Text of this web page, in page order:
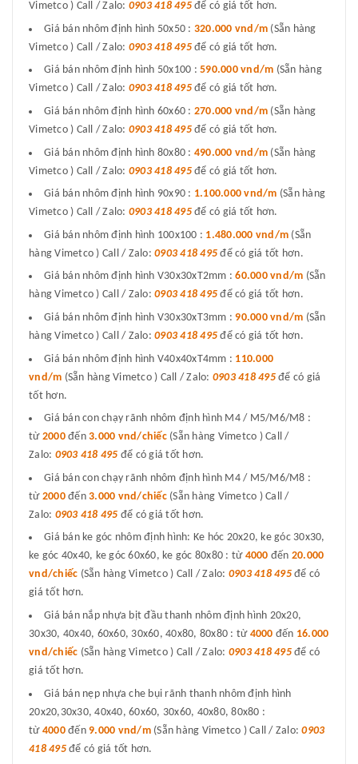
Vimetco ) Call / Zalo: 0903 418 495để có giá tốt hơn.
Giá bán nhôm định hình 50x50 : 320.000 vnd/m (Sẵn hàng
Vimetco ) Call / Zalo: 0903 418 495để có giá tốt hơn.
Giá bán nhôm định hình 50x100 : 590.000 vnd/m (Sẵn hàng
Vimetco ) Call / Zalo: 0903 418 495để có giá tốt hơn.
Giá bán nhôm định hình 60x60 : 270.000 vnd/m (Sẵn hàng
Vimetco ) Call / Zalo: 0903 418 495để có giá tốt hơn.
Giá bán nhôm định hình 80x80 : 490.000 vnd/m (Sẵn hàng
Vimetco ) Call / Zalo: 0903 418 495để có giá tốt hơn.
Giá bán nhôm định hình 90x90 : 1.100.000 vnd/m (Sẵn hàng
Vimetco ) Call / Zalo: 0903 418 495để có giá tốt hơn.
Giá bán nhôm định hình 100x100 : 1.480.000 vnd/m (Sẵn
hàng Vimetco ) Call / Zalo: 0903 418 495 để có giá tốt hơn.
Giá bán nhôm định hình V30x30xT2mm :60.000 vnd/m (Sẵn
hàng Vimetco ) Call / Zalo: 0903 418 495 để có giá tốt hơn.
Giá bán nhôm định hình V30x30xT3mm :90.000 vnd/m (Sẵn
hàng Vimetco ) Call / Zalo: 0903 418 495 để có giá tốt hơn.
Giá bán nhôm định hình V40x40xT4mm : 110.000
vnd/m (Sẵn hàng Vimetco ) Call / Zalo: 0903 418 495để có giá
tốt hơn.
Giá bán con chạy rãnh nhôm định hình M4 / M5/M6/M8 :
từ 2000đến 3.000 vnd/chiếc(Sẵn hàng Vimetco ) Call /
Zalo: 0903 418 495 để có giá tốt hơn.
Giá bán con chạy rãnh nhôm định hình M4 / M5/M6/M8 :
từ 2000đến 3.000 vnd/chiếc(Sẵn hàng Vimetco ) Call /
Zalo: 0903 418 495 để có giá tốt hơn.
Giá bán ke góc nhôm định hình: Ke hóc 20x20, ke góc 30x30,
ke góc 40x40, ke góc 60x60, ke góc 80x80 : từ 4000 đến 20.000
vnd/chiếc (Sẵn hàng Vimetco ) Call / Zalo: 0903 418 495để có
giá tốt hơn.
Giá bán nắp nhựa bịt đầu thanh nhôm định hình 20x20,
30x30, 40x40, 60x60, 30x60, 40x80, 80x80 : từ 4000 đến 16.000
vnd/chiếc (Sẵn hàng Vimetco ) Call / Zalo: 0903 418 495để có
giá tốt hơn.
Giá bán nẹp nhựa che bụi rãnh thanh nhôm định hình
20x20,30x30, 40x40, 60x60, 30x60, 40x80, 80x80 :
từ 4000đến 9.000 vnd/m(Sẵn hàng Vimetco ) Call / Zalo:0903
418 495để có giá tốt hơn.